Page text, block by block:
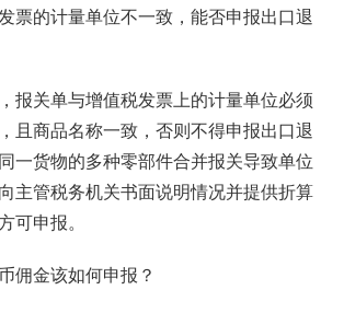
票的计量单位不一致，能否申报出口退
报关单与增值税发票上的计量单位必须
且商品名称一致，否则不得申报出口退
一货物的多种零部件合并报关导致单位
主管税务机关书面说明情况并提供折算
可申报。
佣金该如何申报？